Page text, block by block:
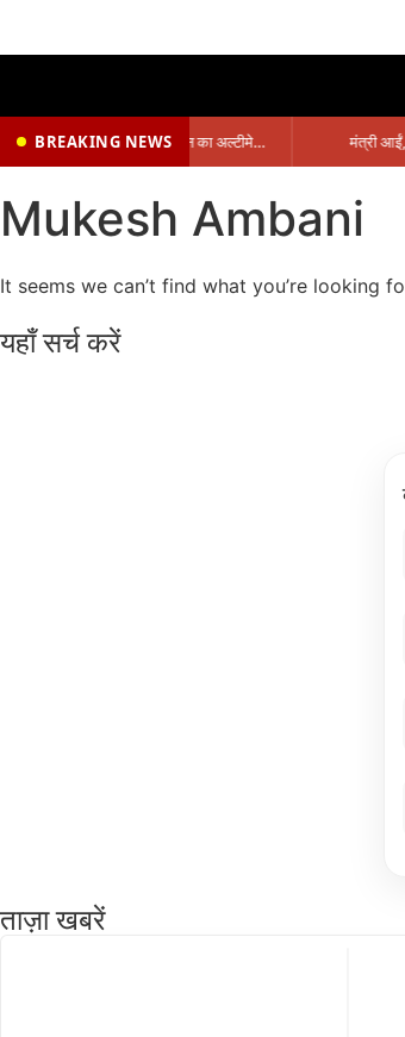
BREAKING NEWS प्रभारी मंत्री के निशाने पर नगर निगम,अफसरों को 10 दिन का अल्टीमेटम,नहीं होगी कार्रवाई, महापौर-आयुक्त के बीच सौहार्दहीनता पर मंत्री ने उठाए सवाल
Mukesh Ambani
It seems we can’t find what you’re looking
यहाँ सर्च करें
ताज़ा खबरें